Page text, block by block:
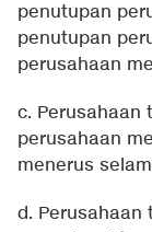
penutupan
penutupan
perusahaan
c. Perusahaan
perusahaan
menerus
d. Perusahaan